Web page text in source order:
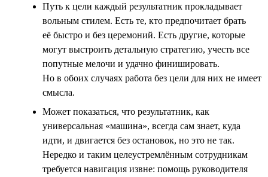
Путь к цели каждый результатник прокладывает
вольным стилем. Есть те, кто предпочитает брать
её быстро и без церемоний. Есть другие, которые
могут выстроить детальную стратегию, учесть все
попутные мелочи и удачно финишировать.
Но в обоих случаях работа без цели для них не имеет
смысла.
Может показаться, что результатник, как
универсальная «машина», всегда сам знает, куда
идти, и двигается без остановок, но это не так.
Нередко и таким целеустремлённым сотрудникам
требуется навигация извне: помощь руководителя